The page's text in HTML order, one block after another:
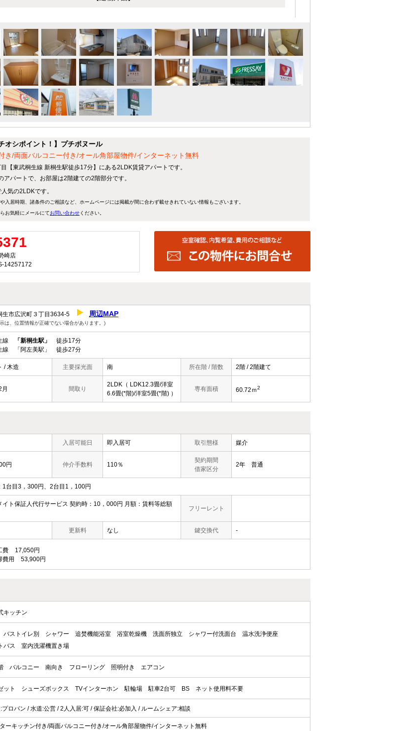
オシポイント！】プチボヌール
き/両面バルコニー付き/オール角部屋物件/インターネット無料
【東武桐生線 新桐生駅徒歩17分】にある2LDK賃貸アパートです。
パートで、お部屋は2階建ての2階部分です。
人気の2LDKです。
入居時期、諸条件のご相談など、ホームページには掲載が間に合わず載せきれていない情報もございます。
お気軽にメールにてお問い合わせください。
崎店
14257172
生市広沢町３丁目3634-5 周辺MAP
示は、位置情報が正確でない場合があります。)
線 「新桐生駅」
徒歩17分
線 「阿左美駅」 徒歩27分
/ 木造 主要採光面 南 所在階 / 階数 2階 / 2階建て
月 間取り
2LDK（ LDK12.3畳/洋室
6.6畳(*階)/洋室5畳(*階) ）
専有面積 60.72ｍ2
入居可能日 即入居可 取引態様 媒介
円 仲介手数料 110％
契約期間
借家区分
2年 普通
1台目3，300円、2台目1，100円
イト保証人代行サービス 契約時：10，000円 月額：賃料等総額
フリーレント
更新料 なし 鍵交換代 -
費
17,050円
費用
53,900円
キッチン
バストイレ別 シャワー 追焚機能浴室 浴室乾燥機 洗面所独立 シャワー付洗面台
温水洗浄便座
バス
室内洗濯機置き場
バルコニー 南向き フローリング 照明付き エアコン
ット シューズボックス TVインターホン 駐輪場 駐車2台可 BS ネット使用料不要
プロパン / 水道:公営 / 2人入居:可 / 保証会社:必加入 / ルームシェア:相談
ーキッチン付き/両面バルコニー付き/オール角部屋物件/インターネット無料